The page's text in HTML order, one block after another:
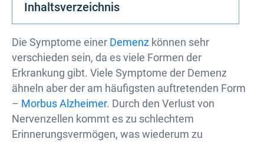
Inhaltsverzeichnis
Die Symptome einer Demenz können sehr
verschieden sein, da es viele Formen der
Erkrankung gibt. Viele Symptome der Demenz
ähneln aber der am häufigsten auftretenden Form
– Morbus Alzheimer. Durch den Verlust von
Nervenzellen kommt es zu schlechtem
Erinnerungsvermögen, was wiederum zu